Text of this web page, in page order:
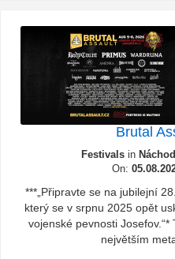
Brutal
Festivalsin
On:
***„Připravte se na jubilejní
který se v srpnu 2025 opět
vojenské pevnosti
největším